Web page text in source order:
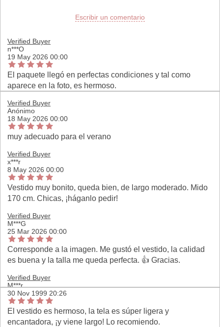
Escribir un comentario
Verified Buyer
n***O
19 May 2026 00:00
El paquete llegó en perfectas condiciones y tal como
aparece en la foto, es hermoso.
Verified Buyer
Anónimo
18 May 2026 00:00
muy adecuado para el verano
Verified Buyer
x***r
8 May 2026 00:00
Vestido muy bonito, queda bien, de largo moderado. Mido
170 cm. Chicas, ¡háganlo pedir!
Verified Buyer
M***G
25 Mar 2026 00:00
Corresponde a la imagen. Me gustó el vestido, la calidad
es buena y la talla me queda perfecta. 👍 Gracias.
Verified Buyer
M***r
30 Nov 1999 20:26
El vestido es hermoso, la tela es súper ligera y
encantadora, ¡y viene largo! Lo recomiendo.